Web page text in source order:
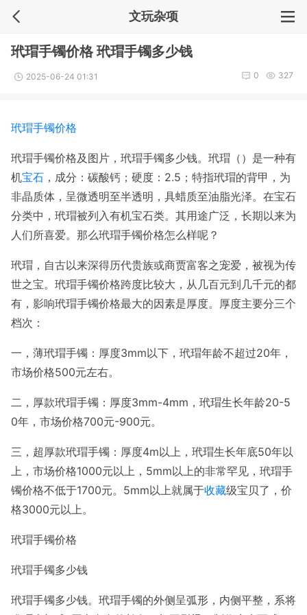
文玩杂项
玳瑁手镯价格 玳瑁手镯多少钱
2025-06-24 01:31 327
0
玳瑁手镯价格
玳瑁手镯价格及图片，玳瑁手镯多少钱。玳瑁（）是一种有
机宝石 ，成分：碳酸钙；硬度：2.5；特指玳瑁的背甲，为
非晶质体，呈微透明至半透明，具蜡质至油脂光泽。在宝石
分类中，玳瑁被列入有机宝石类。其用途广泛，长期以来为
人们所喜爱。那么玳瑁手镯价格怎么样呢？
玳瑁，自古以来深得历代贵族或商贾富客之宠爱，被视为传
世之宝。玳瑁手镯价格跨度比较大，从几百元到几千元的都
有，影响玳瑁手镯价格最大的因素是厚度。厚度主要分三个
档次：
一，薄玳瑁手镯：厚度3mm以下，玳瑁年龄不超过20年，
市场价格500元左右。
二，厚款玳瑁手镯：厚度3mm-4mm，玳瑁生长年龄20-5
0年，市场价格700元-900元。
三，超厚款玳瑁手镯：厚度4m以上，玳瑁生长年底50年以
上，市场价格1000元以上，5mm以上的非常罕见，玳瑁手
镯价格不低于1700元。5mm以上就属于收藏级宝贝了，价
格3000元以上。
玳瑁手镯价格
玳瑁手镯多少钱
玳瑁手镯多少钱。玳瑁手镯的外侧呈弧形，内侧平整，系将